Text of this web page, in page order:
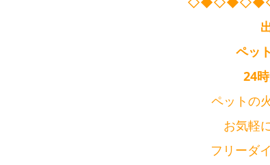
ペッ
24
ペットの
お気軽
フリーダ